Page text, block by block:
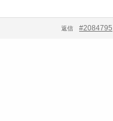
#2084795
返信